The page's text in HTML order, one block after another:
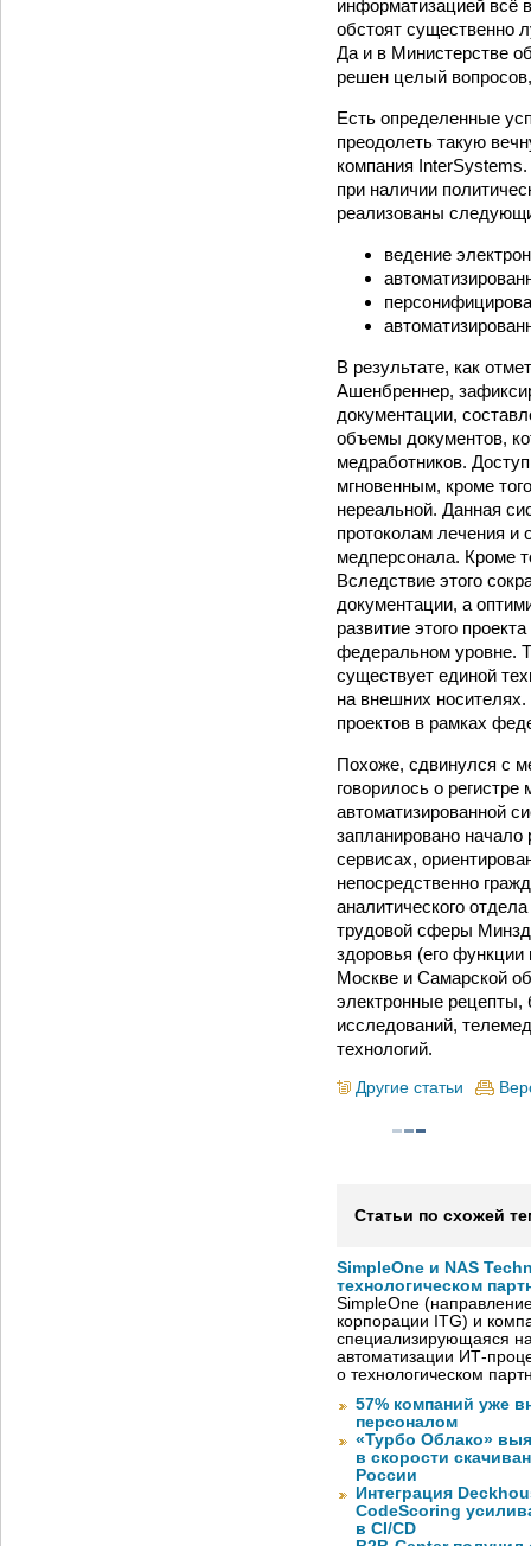
информатизацией всё
обстоят существенно
Да и в Министерстве
решен целый
Есть определенные
преодолеть такую
компания
при наличии
реализованы
ведение
В результате, как
Ашенбреннер,
документации,
объемы документов,
медработников.
мгновенным, кроме
нереальной. Данная
протоколам лечения и
медперсонала. Кроме
Вследствие этого
документации, а
развитие этого
федеральном уровне.
существует единой
на внешних
проектов в рамках
Похоже, сдвинулся с
говорилось о
автоматизированной
запланировано
сервисах,
непосредственно
аналитического
трудовой сферы
здоровья (его функции
Москве и Самарской
электронные рецепты,
исследований,
технологий.
Другие статьи
Статьи по схожей
SimpleOne и NAS
технологическом
SimpleOne
корпорации ITG) и
специализирующаяся
автоматизации ИТ-
о технологическом
57% компаний уже
персоналом
«Турбо Облако»
в скорости
России
Интеграция
CodeScoring
в CI/CD